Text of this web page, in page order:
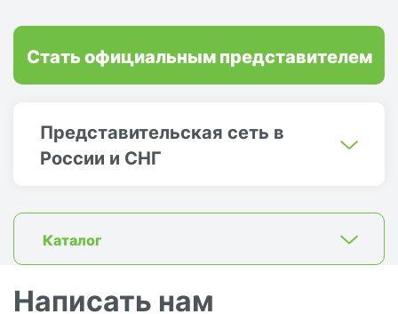
Представительская сеть в
России и СНГ
Стать официальным представителем
Каталог
Написать нам